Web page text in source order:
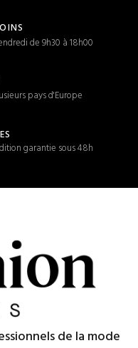
de 9h30 à 18h00
pays d'Europe
garantie sous 48h
de la mode